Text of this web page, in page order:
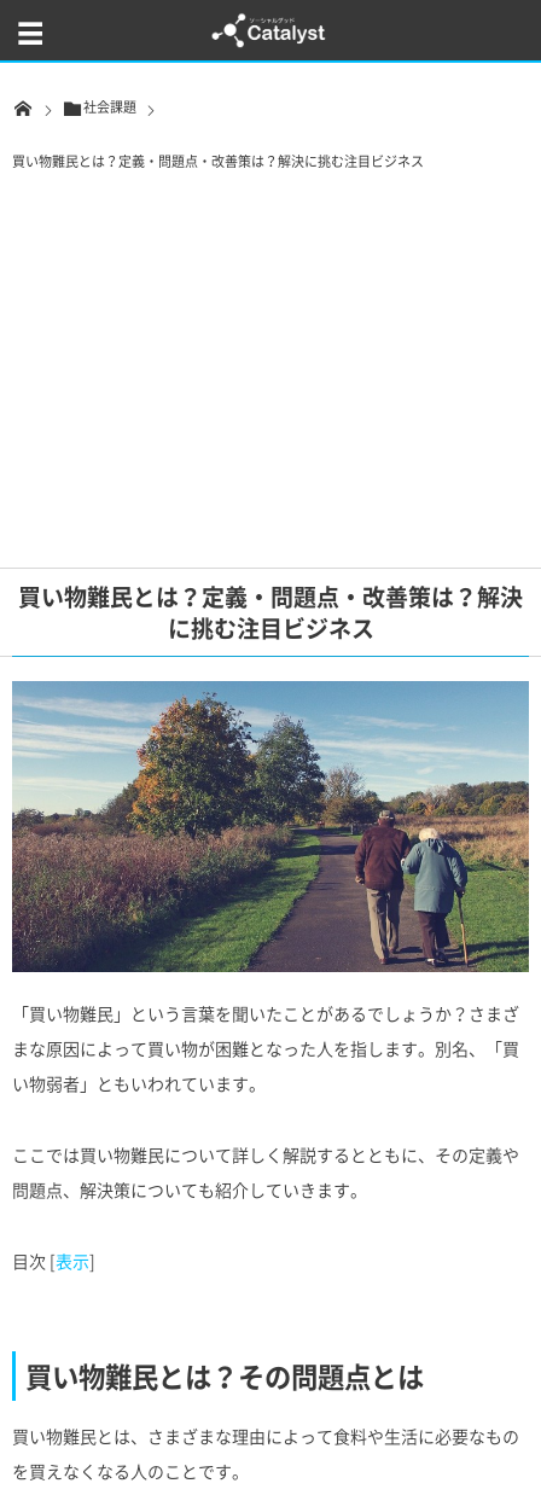
社会課題
買い物難民とは？定義・問題点・改善策は？解決に挑む注目ビジネス
買い物難民とは？定義・問題点・改善策は？解決
に挑む注目ビジネス
「買い物難民」という言葉を聞いたことがあるでしょうか？さまざ
まな原因によって買い物が困難となった人を指します。別名、「買
い物弱者」ともいわれています。
ここでは買い物難民について詳しく解説するとともに、その定義や
問題点、解決策についても紹介していきます。
目次 [表示]
買い物難民とは？その問題点とは
買い物難民とは、さまざまな理由によって食料や生活に必要なもの
を買えなくなる人のことです。